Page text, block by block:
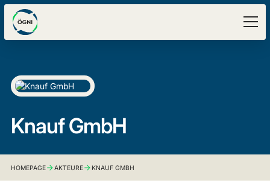
Knauf GmbH
HOMEPAGE AKTEURE KNAUF GMBH